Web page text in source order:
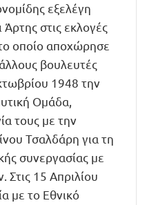
εξελέγη
στις εκλογές
οποίο αποχώρησε
βουλευτές
1948 την
Ομάδα,
τους με την
Τσαλδάρη για τη
συνεργασίας με
15 Απριλίου
με το Εθνικό